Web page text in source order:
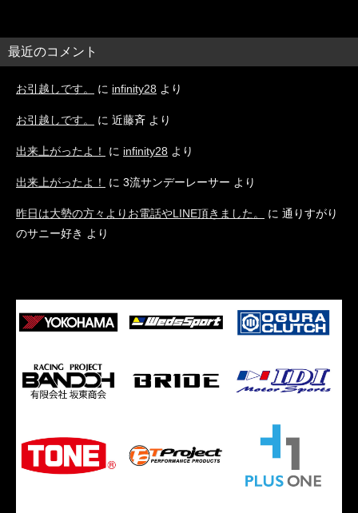
最近のコメント
お引越しです。 に infinity28 より
お引越しです。 に 近藤斉 より
出来上がったよ！ に infinity28 より
出来上がったよ！ に 3流サンデーレーサー より
昨日は大勢の方々よりお電話やLINE頂きました。 に 通りすがり
のサニー好き より